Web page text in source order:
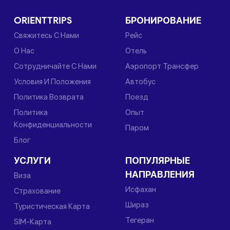
услуги — Узбекистан по-прежнему ощущается как
которые ищут культуру, историю и теплые
человеческие отношения в условиях все более
глобализированного мира.
Вы можете посетить Узбекистан, где есть все, что
нужно, чтобы насладиться отдыхом.
ORIENTTRIPS
Свяжитесь С Нами
О Нас
Сотрудничайте С Нами
Условия И Положения
Политика Возврата
Политика
Конфиденциальности
Блог
БРОНИРОВАНИЕ
Рейс
Отель
Аэропорт Трансфер
Автобус
Поезд
Опыт
Паром
УСЛУГИ
Виза
Страхование
Туристическая Карта
SIM-Карта
ПОПУЛЯРНЫЕ
НАПРАВЛЕНИЯ
Исфахан
Шираз
Тегеран